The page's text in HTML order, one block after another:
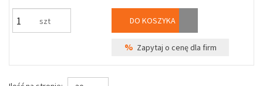
szt DO KOSZYKA
% Zapytaj o cenę dla firm